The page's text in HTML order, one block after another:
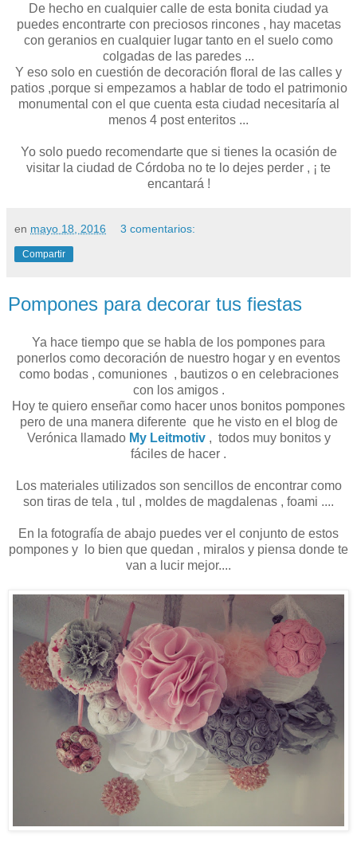
De hecho en cualquier calle de esta bonita ciudad ya
puedes encontrarte con preciosos rincones , hay macetas
con geranios en cualquier lugar tanto en el suelo como
colgadas de las paredes ...
Y eso solo en cuestión de decoración floral de las calles y
patios ,porque si empezamos a hablar de todo el patrimonio
monumental con el que cuenta esta ciudad necesitaría al
menos 4 post enteritos ...
Yo solo puedo recomendarte que si tienes la ocasión de
visitar la ciudad de Córdoba no te lo dejes perder , ¡ te
encantará !
en mayo 18, 2016 3 comentarios:
Compartir
Pompones para decorar tus fiestas
Ya hace tiempo que se habla de los pompones para
ponerlos como decoración de nuestro hogar y en eventos
como bodas , comuniones , bautizos o en celebraciones
con los amigos .
Hoy te quiero enseñar como hacer unos bonitos pompones
pero de una manera diferente que he visto en el blog de
Verónica llamado My Leitmotiv , todos muy bonitos y
fáciles de hacer .
Los materiales utilizados son sencillos de encontrar como
son tiras de tela , tul , moldes de magdalenas , foami ....
En la fotografía de abajo puedes ver el conjunto de estos
pompones y lo bien que quedan , miralos y piensa donde te
van a lucir mejor....